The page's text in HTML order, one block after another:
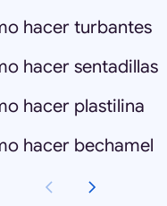
hacer turbantes
hacer sentadillas
hacer plastilina
hacer bechamel